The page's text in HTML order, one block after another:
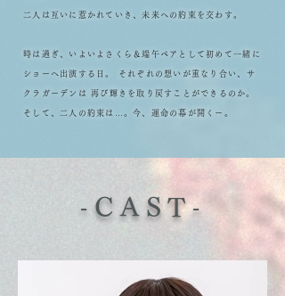
二人は互いに惹かれていき、未来への約束を交わす。
時は過ぎ、いよいよ さくら＆端午ペアとして初めて一緒に
ショーへ出演する日。 それぞれの想いが重なり合い、サ
クラガーデンは 再び輝きを取り戻すことができるのか。
そして、二人の約束は…。今、運命の幕が開くー。
-CAST-